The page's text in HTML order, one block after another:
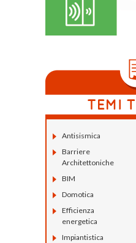
Antisismica
Barriere
Architettoniche
BIM
Domotica
Efficienza
energetica
Impiantistica